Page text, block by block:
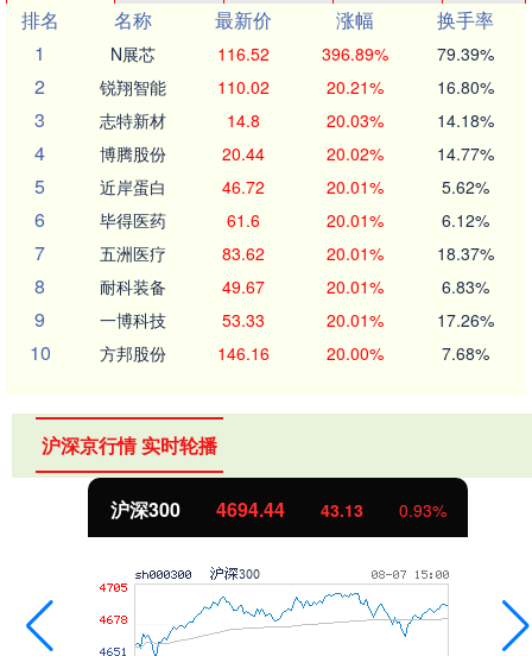
排名
名称 最新价 涨幅
换手率
1
N展芯 116.52 396.89% 79.39%
2 锐翔智能 110.02 20.21% 16.80%
3 志特新材 14.8 20.03% 14.18%
4 博腾股份 20.44 20.02% 14.77%
5 近岸蛋白 46.72 20.01% 5.62%
6 毕得医药 61.6 20.01% 6.12%
7 五洲医疗 83.62 20.01% 18.37%
8 耐科装备 49.67 20.01% 6.83%
9 一博科技 53.33 20.01% 17.26%
10 方邦股份 146.16 20.00% 7.68%
沪深京行情 实时轮播
北证50 1134.24 11.37